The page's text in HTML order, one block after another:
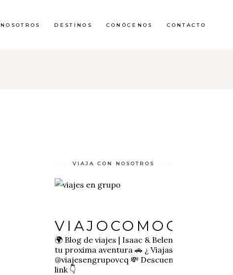
DESTINOS CONÓCENOS CONTACTO
VIAJA CON NOSOTROS
🌍 Blog de viajes | Isaac & Belen
tu proxima aventura 🚗 ¿ Viajas sol@? 👉🏻
@viajesengrupovcq 💸 Descuentos y tips en el
link 👇